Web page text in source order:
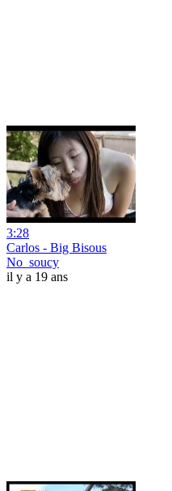
3:28
Carlos - Big Bisous
No_soucy
il y a 19 ans